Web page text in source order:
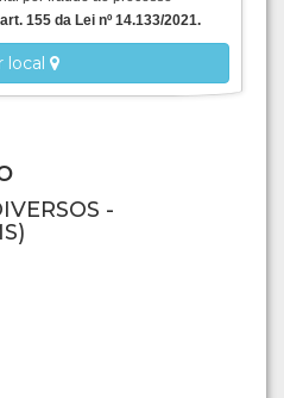
155 da Lei nº 14.133/2021.
local
-